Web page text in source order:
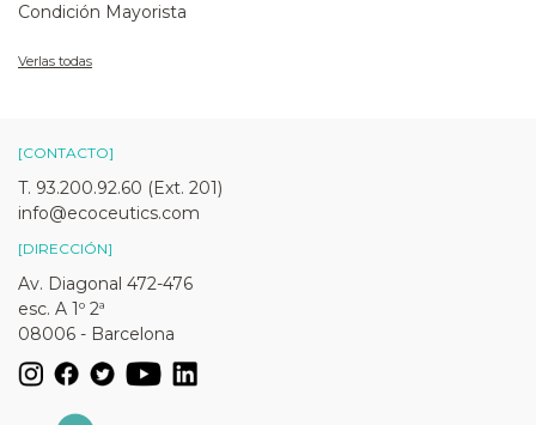
Condición Mayorista
Verlas todas
[CONTACTO]
T. 93.200.92.60 (Ext. 201)
info@ecoceutics.com
[DIRECCIÓN]
Av. Diagonal 472-476
esc. A 1º 2ª
08006 - Barcelona